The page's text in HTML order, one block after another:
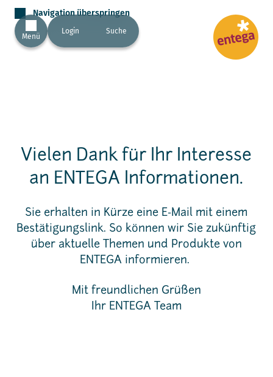
Navigation überspringen
Menü
Login Suche
Vielen Dank für Ihr Interesse
an ENTEGA Informationen.
Sie erhalten in Kürze eine E-Mail mit einem
Bestätigungslink. So können wir Sie zukünftig
über aktuelle Themen und Produkte von
ENTEGA informieren.
Mit freundlichen Grüßen
Ihr ENTEGA Team